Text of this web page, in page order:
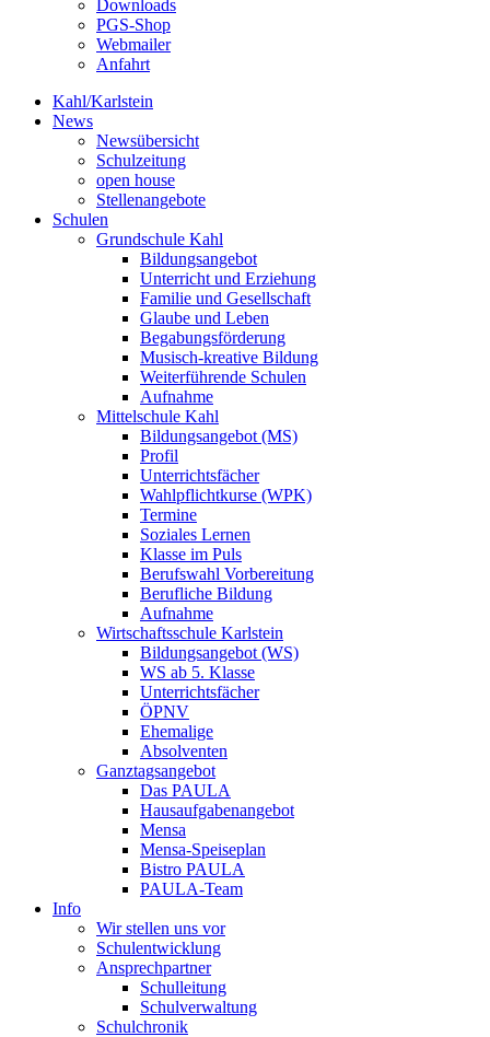
Downloads
PGS-Shop
Webmailer
Anfahrt
Kahl/Karlstein
News
Newsübersicht
Schulzeitung
open house
Stellenangebote
Schulen
Grundschule Kahl
Bildungsangebot
Unterricht und Erziehung
Familie und Gesellschaft
Glaube und Leben
Begabungsförderung
Musisch-kreative Bildung
Weiterführende Schulen
Aufnahme
Mittelschule Kahl
Bildungsangebot (MS)
Profil
Unterrichtsfächer
Wahlpflichtkurse (WPK)
Termine
Soziales Lernen
Klasse im Puls
Berufswahl Vorbereitung
Berufliche Bildung
Aufnahme
Wirtschaftsschule Karlstein
Bildungsangebot (WS)
WS ab 5. Klasse
Unterrichtsfächer
ÖPNV
Ehemalige
Absolventen
Ganztagsangebot
Das PAULA
Hausaufgabenangebot
Mensa
Mensa-Speiseplan
Bistro PAULA
PAULA-Team
Info
Wir stellen uns vor
Schulentwicklung
Ansprechpartner
Schulleitung
Schulverwaltung
Schulchronik